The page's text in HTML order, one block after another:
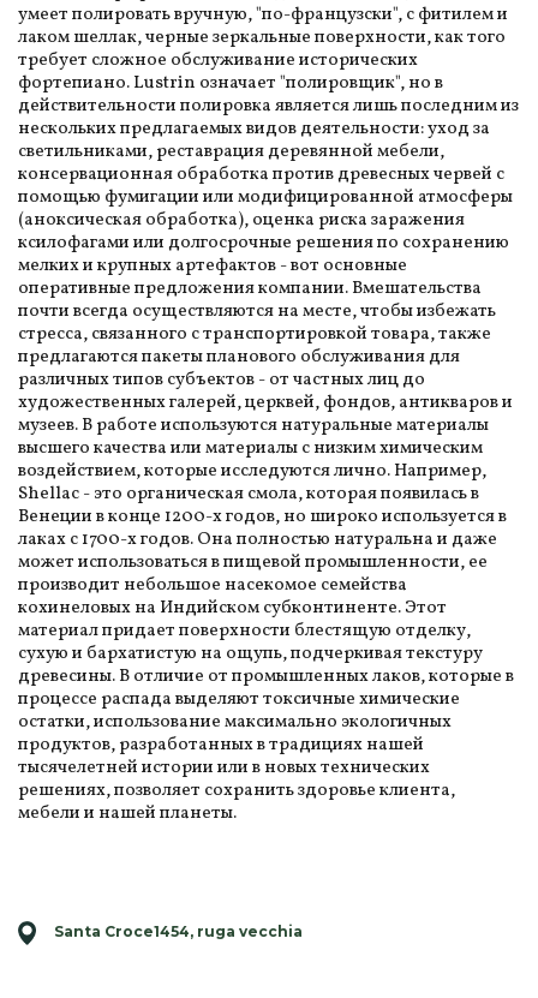
умеет полировать вручную, "по-французски", с фитилем и
лаком шеллак, черные зеркальные поверхности, как того
требует сложное обслуживание исторических
фортепиано. Lustrin означает "полировщик", но в
действительности полировка является лишь последним из
нескольких предлагаемых видов деятельности: уход за
светильниками, реставрация деревянной мебели,
консервационная обработка против древесных червей с
помощью фумигации или модифицированной атмосферы
(аноксическая обработка), оценка риска заражения
ксилофагами или долгосрочные решения по сохранению
мелких и крупных артефактов - вот основные
оперативные предложения компании. Вмешательства
почти всегда осуществляются на месте, чтобы избежать
стресса, связанного с транспортировкой товара, также
предлагаются пакеты планового обслуживания для
различных типов субъектов - от частных лиц до
художественных галерей, церквей, фондов, антикваров и
музеев. В работе используются натуральные материалы
высшего качества или материалы с низким химическим
воздействием, которые исследуются лично. Например,
Shellac - это органическая смола, которая появилась в
Венеции в конце 1200-х годов, но широко используется в
лаках с 1700-х годов. Она полностью натуральна и даже
может использоваться в пищевой промышленности, ее
производит небольшое насекомое семейства
кохинеловых на Индийском субконтиненте. Этот
материал придает поверхности блестящую отделку,
сухую и бархатистую на ощупь, подчеркивая текстуру
древесины. В отличие от промышленных лаков, которые в
процессе распада выделяют токсичные химические
остатки, использование максимально экологичных
продуктов, разработанных в традициях нашей
тысячелетней истории или в новых технических
решениях, позволяет сохранить здоровье клиента,
мебели и нашей планеты.
Santa Croce1454, ruga vecchia